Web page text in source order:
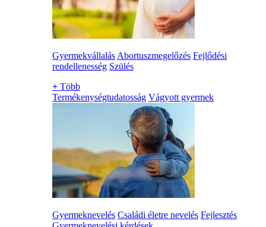
Gyermekvállalás Abortuszmegelőzés Fejlődési
rendellenesség Szülés
+ Több
Termékenységtudatosság Vágyott gyermek
Gyermeknevelés Családi életre nevelés Fejlesztés